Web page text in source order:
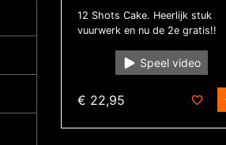
12 Shots Cake. Heerlijk stuk
vuurwerk en nu de 2e gratis!!
Speel video
€ 22,95